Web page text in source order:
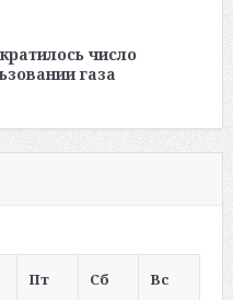
число
газа
Пт Сб Вс